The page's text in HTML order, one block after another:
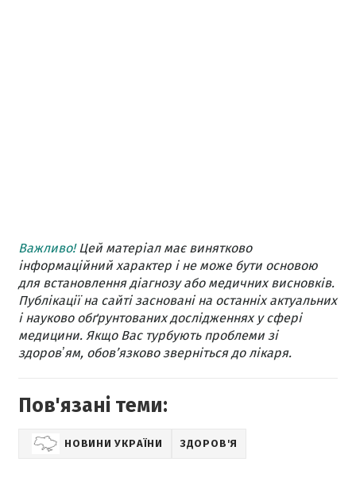
Важливо!Цей матеріал має винятково
інформаційний характер і не може бути основою
для встановлення діагнозу або медичних висновків.
Публікації на сайті засновані на останніх актуальних
і науково обґрунтованих дослідженнях у сфері
медицини. Якщо Вас турбують проблеми зі
здоровʼям, обов’язково зверніться до лікаря.
Пов'язані теми:
НОВИНИ УКРАЇНИ ЗДОРОВ'Я